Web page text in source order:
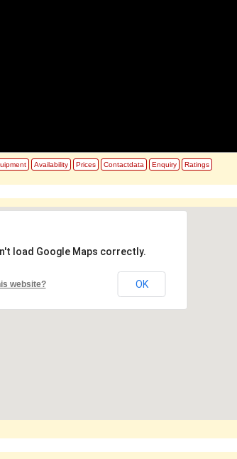
Availability Prices Contactdata Enquiry Ratings
load Google Maps correctly.
website? OK